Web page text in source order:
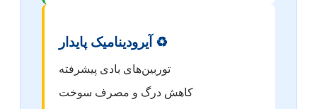
♻️ آیرودینامیک پایدار
توربین‌های بادی پیشرفته
کاهش درگ و مصرف سوخت